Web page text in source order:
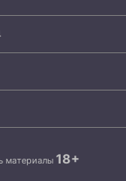
материалы 18+